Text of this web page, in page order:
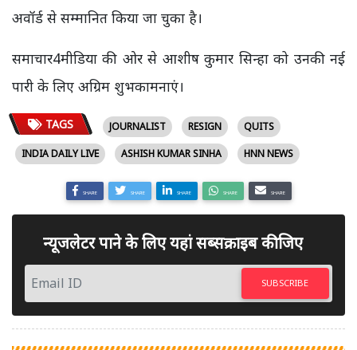
अवॉर्ड से सम्मानित किया जा चुका है।
समाचार4मीडिया की ओर से आशीष कुमार सिन्हा को उनकी नई
पारी के लिए अग्रिम शुभकामनाएं।
TAGS JOURNALIST RESIGN
QUITS
INDIA DAILY LIVE
ASHISH KUMAR SINHA HNN NEWS
SHARE SHARE SHARE SHARE SHARE
न्यूजलेटर पाने के लिए यहां सब्सक्राइब कीजिए
SUBSCRIBE